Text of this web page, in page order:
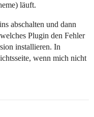
läuft.
abschalten und dann
Plugin den Fehler
installieren. In
wenn mich nicht